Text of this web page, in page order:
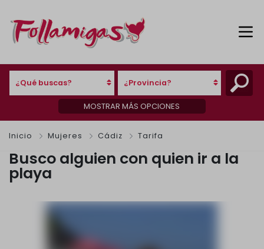
¿Qué buscas? ¿Provincia?
MOSTRAR MÁS OPCIONES
Inicio Mujeres Cádiz Tarifa
Busco alguien con quien ir a la
playa